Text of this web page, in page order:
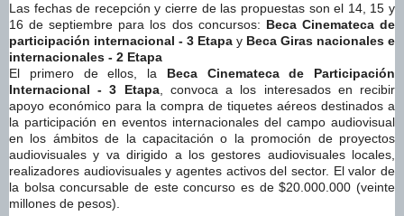
Las fechas de recepción y cierre de las propuestas son el 14, 15 y
16 de septiembre para los dos concursos: Beca Cinemateca de
participación internacional - 3 Etapa y Beca Giras nacionales e
internacionales - 2 Etapa
El primero de ellos, la Beca Cinemateca de Participación
Internacional - 3 Etapa, convoca a los interesados en recibir
apoyo económico para la compra de tiquetes aéreos destinados a
la participación en eventos internacionales del campo audiovisual
en los ámbitos de la capacitación o la promoción de proyectos
audiovisuales y va dirigido a los gestores audiovisuales locales,
realizadores audiovisuales y agentes activos del sector. El valor de
la bolsa concursable de este concurso es de $20.000.000 (veinte
millones de pesos).